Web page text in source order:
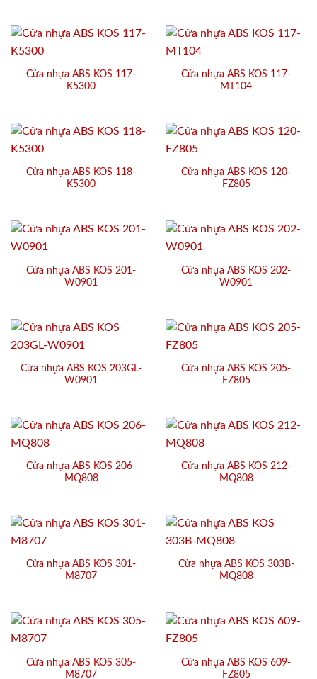
Cửa nhựa ABS KOS 117-
K5300
Cửa nhựa ABS KOS 117-
MT104
Cửa nhựa ABS KOS 118-
K5300
Cửa nhựa ABS KOS 120-
FZ805
Cửa nhựa ABS KOS 201-
W0901
Cửa nhựa ABS KOS 202-
W0901
Cửa nhựa ABS KOS 203GL-
W0901
Cửa nhựa ABS KOS 205-
FZ805
Cửa nhựa ABS KOS 206-
MQ808
Cửa nhựa ABS KOS 212-
MQ808
Cửa nhựa ABS KOS 301-
M8707
Cửa nhựa ABS KOS 303B-
MQ808
Cửa nhựa ABS KOS 305-
M8707
Cửa nhựa ABS KOS 609-
FZ805